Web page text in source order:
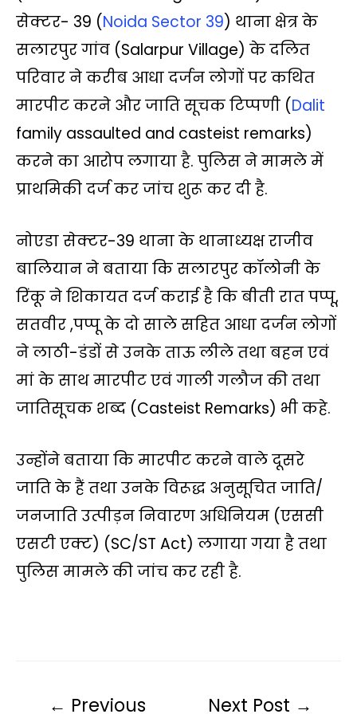
s
p
b
k
t
L
k
g
m
l
e
सेक्टर- 39 (Noida Sector 39) थाना क्षेत्र के
सलारपुर गांव (Salarpur Village) के दलित
परिवार ने करीब आधा दर्जन लोगों पर कथित
मारपीट करने और जाति सूचक टिप्पणी (Dalit
family assaulted and casteist remarks)
करने का आरोप लगाया है. पुलिस ने मामले में
प्राथमिकी दर्ज कर जांच शुरू कर दी है.
नोएडा सेक्टर-39 थाना के थानाध्यक्ष राजीव
बालियान ने बताया कि सलारपुर कॉलोनी के
रिंकू ने शिकायत दर्ज कराई है कि बीती रात पप्पू,
सतवीर ,पप्पू के दो साले सहित आधा दर्जन लोगों
ने लाठी-डंडों से उनके ताऊ लीले तथा बहन एवं
मां के साथ मारपीट एवं गाली गलौज की तथा
जातिसूचक शब्द (Casteist Remarks) भी कहे.
उन्होंने बताया कि मारपीट करने वाले दूसरे
जाति के हैं तथा उनके विरूद्ध अनुसूचित जाति/
जनजाति उत्पीड़न निवारण अधिनियम (एससी
एसटी एक्ट) (SC/ST Act) लगाया गया है तथा
पुलिस मामले की जांच कर रही है.
← Previous Next Post →